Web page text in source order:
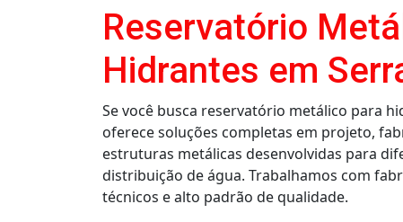
Reservatório
Hidrantes em
Se você busca reservatório metálico para
oferece soluções completas em projeto,
estruturas metálicas desenvolvidas para
distribuição de água. Trabalhamos com
técnicos e alto padrão de qualidade.